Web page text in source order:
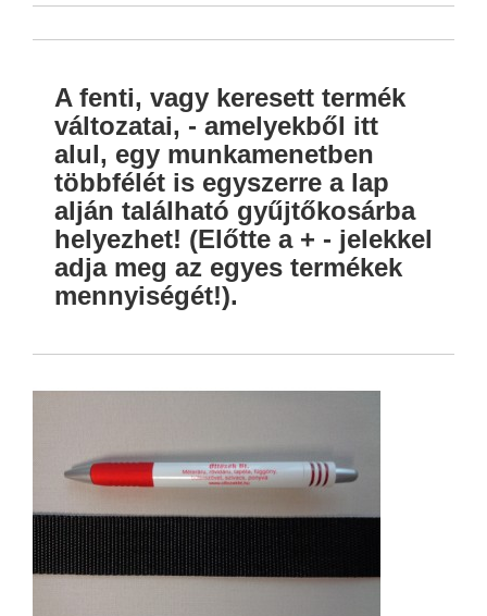
A fenti, vagy keresett termék
változatai, - amelyekből itt
alul, egy munkamenetben
többfélét is egyszerre a lap
alján található gyűjtőkosárba
helyezhet! (Előtte a + - jelekkel
adja meg az egyes termékek
mennyiségét!).